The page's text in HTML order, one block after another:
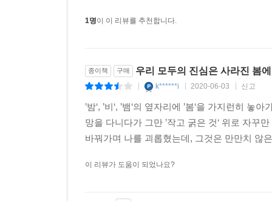
1명이 이 리뷰를 추천합니다.
종이책 구매 우리 모두의 진심은 사라진 봄
k******i 2020-06-03 신고
’밤‘, ’비‘, ’뱀‘의 옆자리에 ’봄‘을 가지런히
망을 다니다가 그만 ’작고 굵은 것‘ 위로 자꾸
바꿔가며 나를 괴롭혔는데, 그것은 만만치 않
이 리뷰가 도움이 되었나요?